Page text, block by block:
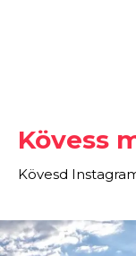
Kövess
Kövesd